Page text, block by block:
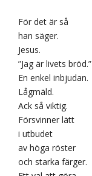
För det är så
han säger.
Jesus.
”Jag är livets bröd.”
En enkel inbjudan.
Lågmäld.
Ack så viktig.
Försvinner lätt
i utbudet
av höga röster
och starka färger.